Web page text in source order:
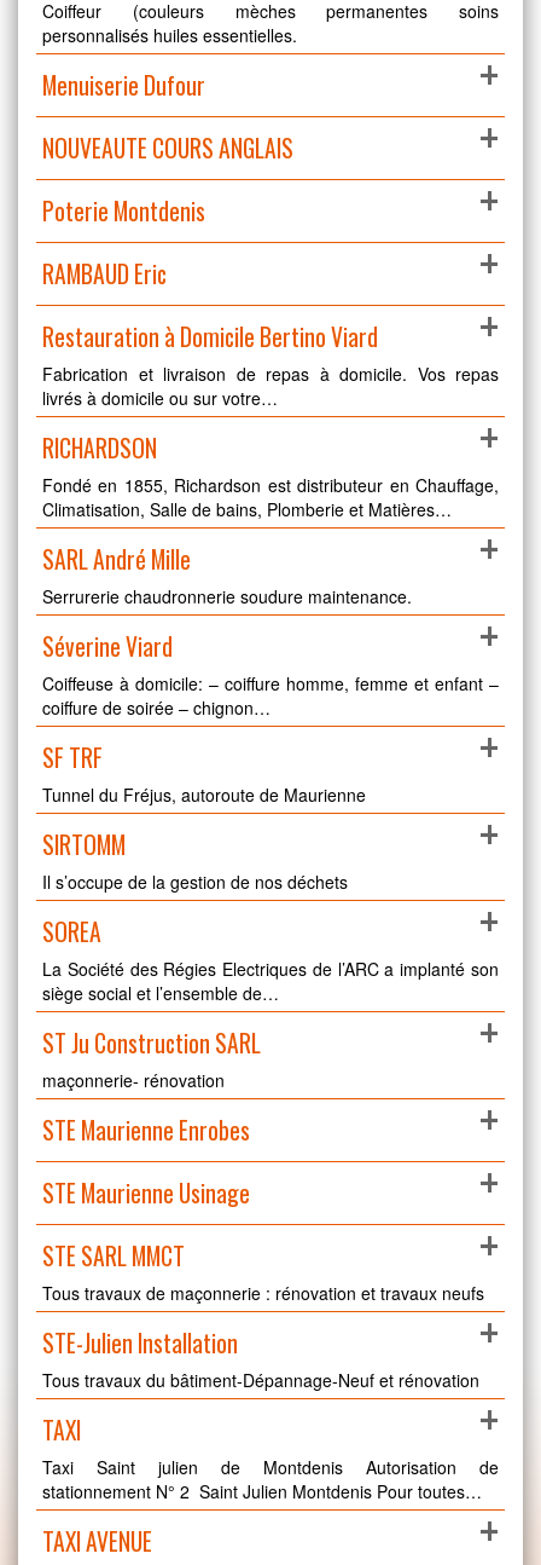
Coiffeur (couleurs mèches permanentes soins
personnalisés huiles essentielles.
Menuiserie Dufour +
NOUVEAUTE COURS ANGLAIS +
Poterie Montdenis +
RAMBAUD Eric +
Restauration à Domicile Bertino Viard +
Fabrication et livraison de repas à domicile. Vos repas
livrés à domicile ou sur votre…
RICHARDSON +
Fondé en 1855, Richardson est distributeur en Chauffage,
Climatisation, Salle de bains, Plomberie et Matières…
SARL André Mille +
Serrurerie chaudronnerie soudure maintenance.
Séverine Viard +
Coiffeuse à domicile: – coiffure homme, femme et enfant –
coiffure de soirée – chignon…
SF TRF +
Tunnel du Fréjus, autoroute de Maurienne
SIRTOMM +
Il s’occupe de la gestion de nos déchets
SOREA +
La Société des Régies Electriques de l’ARC a implanté son
siège social et l’ensemble de…
ST Ju Construction SARL +
maçonnerie- rénovation
STE Maurienne Enrobes +
STE Maurienne Usinage +
STE SARL MMCT +
Tous travaux de maçonnerie : rénovation et travaux neufs
STE-Julien Installation +
Tous travaux du bâtiment-Dépannage-Neuf et rénovation
TAXI +
Taxi Saint julien de Montdenis Autorisation de
stationnement N° 2 Saint Julien Montdenis Pour toutes…
TAXI AVENUE +